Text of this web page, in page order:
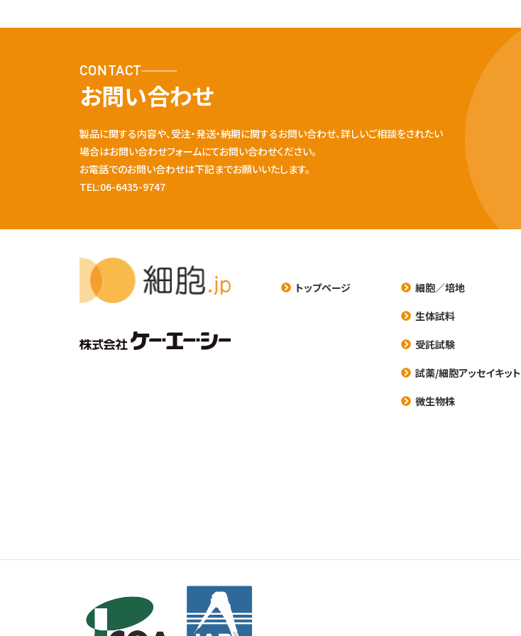
CONTACT
お問い合わせ
製品に関する内容や、受注・発送・納期に関するお問い合わせ、詳しいご相談をされたい
場合はお問い合わせフォームにてお問い合わせください。
お電話でのお問い合わせは下記までお願いいたします。
TEL:06-6435-9747
トップページ
細胞／培地
生体試料
受託試験
試薬/細胞アッセイキット
微生物株